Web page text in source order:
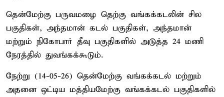
தென்மேற்கு பருவமழை தெற்கு வங்கக்கடலின் சில
பகுதிகள், அந்தமான் கடல் பகுதிகள், அந்தமான்
மற்றும் நிகோபார் தீவு பகுதிகளில் அடுத்த 24 மணி
நேரத்தில் துவங்கக்கூடும்.
நேற்று (14-05-26) தென்மேற்கு வங்கக்கடல் மற்றும்
அதனை ஒட்டிய மத்தியமேற்கு வங்கக்கடல் பகுதிகளில்